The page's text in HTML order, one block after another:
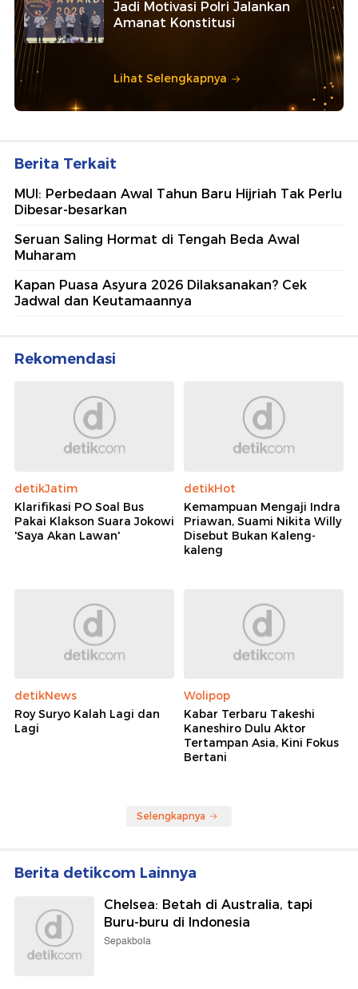
Jadi Motivasi Polri Jalankan
Amanat Konstitusi
Lihat Selengkapnya
Berita Terkait
MUI: Perbedaan Awal Tahun Baru Hijriah Tak Perlu
Dibesar-besarkan
Seruan Saling Hormat di Tengah Beda Awal
Muharam
Kapan Puasa Asyura 2026 Dilaksanakan? Cek
Jadwal dan Keutamaannya
Rekomendasi
detikJatim
Klarifikasi PO Soal Bus
Pakai Klakson Suara Jokowi
'Saya Akan Lawan'
detikHot
Kemampuan Mengaji Indra
Priawan, Suami Nikita Willy
Disebut Bukan Kaleng-
kaleng
detikNews
Roy Suryo Kalah Lagi dan
Lagi
Wolipop
Kabar Terbaru Takeshi
Kaneshiro Dulu Aktor
Tertampan Asia, Kini Fokus
Bertani
Selengkapnya
Berita detikcom Lainnya
Chelsea: Betah di Australia, tapi
Buru-buru di Indonesia
Sepakbola